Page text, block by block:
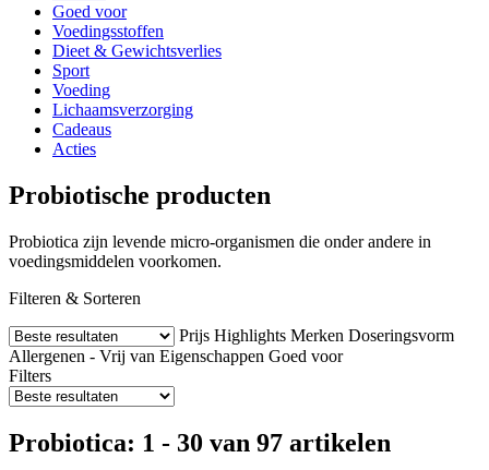
Goed voor
Voedingsstoffen
Dieet & Gewichtsverlies
Sport
Voeding
Lichaamsverzorging
Cadeaus
Acties
Probiotische producten
Probiotica zijn levende micro-organismen die onder andere in
voedingsmiddelen voorkomen.
Filteren & Sorteren
Prijs Highlights Merken Doseringsvorm
Allergenen - Vrij van Eigenschappen Goed voor
Filters
Probiotica: 1 - 30 van 97 artikelen